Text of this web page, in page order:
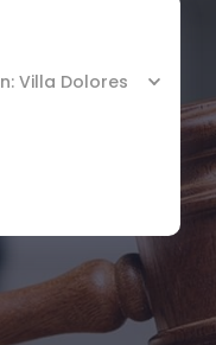
Villa Dolores